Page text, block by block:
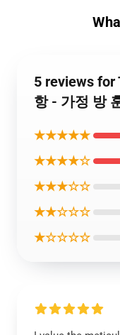
5 reviews for
항 - 가정 방
★★★★★
★★★★☆
★★★☆☆
★★☆☆☆
★☆☆☆☆